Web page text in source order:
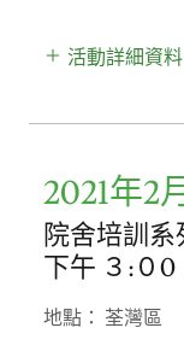
活動詳細資料
2021年2
院舍培訓
下午 ３:０0
地點： 荃灣區